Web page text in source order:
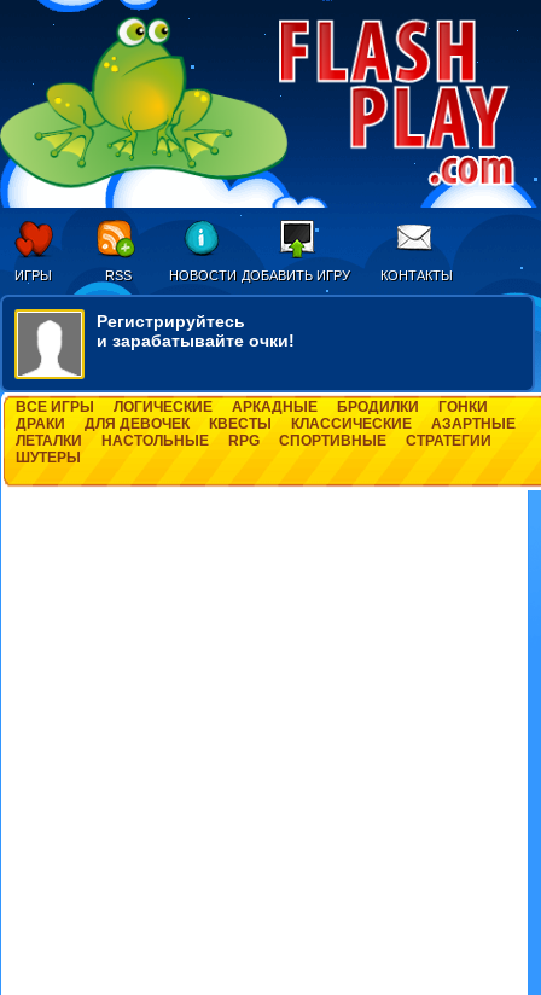
ИГРЫ RSS НОВОСТИ ДОБАВИТЬ ИГРУ КОНТАКТЫ
Регистрируйтесь
и зарабатывайте очки!
ВСЕ ИГРЫ ЛОГИЧЕСКИЕ АРКАДНЫЕ БРОДИЛКИ
ГОНКИ
ДРАКИ
ДЛЯ ДЕВОЧЕК КВЕСТЫ КЛАССИЧЕСКИЕ
АЗАРТНЫЕ
ЛЕТАЛКИ
НАСТОЛЬНЫЕ RPG СПОРТИВНЫЕ
СТРАТЕГИИ
ШУТЕРЫ